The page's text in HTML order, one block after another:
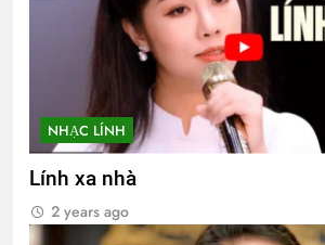
NHẠC LÍNH
Lính xa nhà
2 years ago